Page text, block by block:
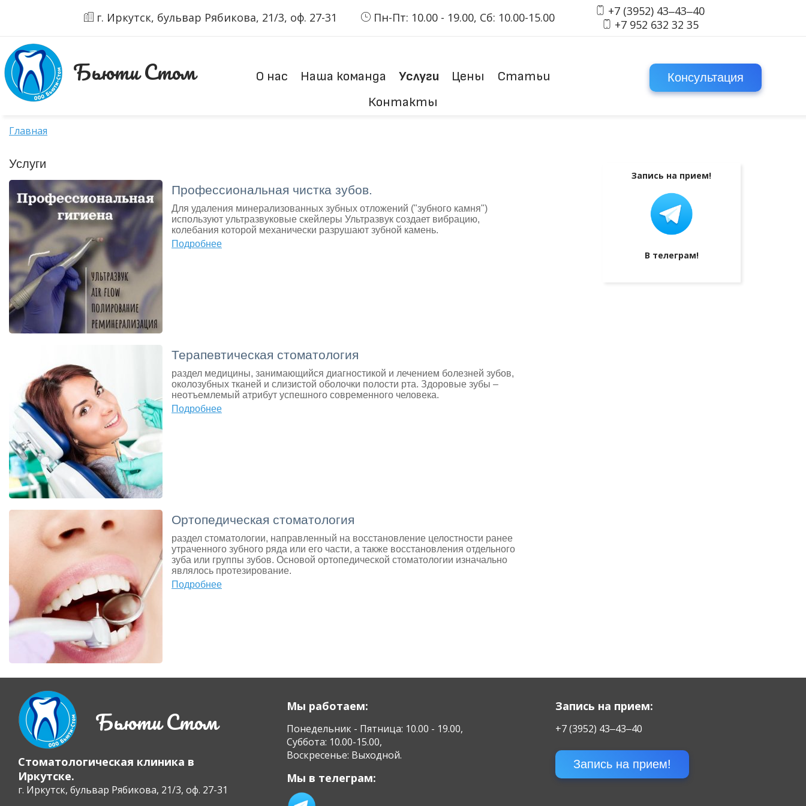
г. Иркутск, бульвар Рябикова, 21/3, оф. 27-31 Пн-Пт: 10.00 - 19.00, Сб: 10.00-15.00
+7 (3952) 43‒43‒40
+7 952 632 32 35
Бьюти Стом О нас Наша команда Услуги Цены
Статьи
Контакты
Консультация
Главная
Услуги
Профессиональная чистка зубов.
Для удаления минерализованных зубных отложений ("зубного камня")
используют ультразвуковые скейлеры Ультразвук создает вибрацию,
колебания которой механически разрушают зубной камень.
Подробнее
Терапевтическая стоматология
раздел медицины, занимающийся диагностикой и лечением болезней зубов,
околозубных тканей и слизистой оболочки полости рта. Здоровые зубы –
неотъемлемый атрибут успешного современного человека.
Подробнее
Ортопедическая стоматология
раздел стоматологии, направленный на восстановление целостности ранее
утраченного зубного ряда или его части, а также восстановления отдельного
зуба или группы зубов. Основой ортопедической стоматологии изначально
являлось протезирование.
Подробнее
Запись на прием!
В телеграм!
Бьюти Стом
Стоматологическая клиника в
Иркутске.
г. Иркутск, бульвар Рябикова, 21/3, оф. 27-31
Мы работаем:
Понедельник - Пятница: 10.00 - 19.00,
Суббота: 10.00-15.00,
Воскресенье: Выходной.
Мы в телеграм:
Запись на прием:
+7 (3952) 43‒43‒40
Запись на прием!